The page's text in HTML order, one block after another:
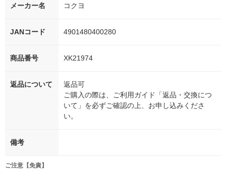
メーカー名 コクヨ
JANコード 4901480400280
商品番号 XK21974
返品について
返品可
ご購入の際は、ご利用ガイド「返品・交換につ
いて」を必ずご確認の上、お申し込みくださ
い。
備考
ご注意【免責】